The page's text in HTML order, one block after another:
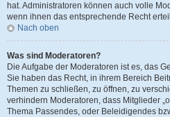
hat. Administratoren können auch volle
wenn ihnen das entsprechende Recht
Nach oben
Was sind Moderatoren?
Die Aufgabe der Moderatoren ist es, das
Sie haben das Recht, in ihrem Bereich
Themen zu schließen, zu öffnen, zu
verhindern Moderatoren, dass Mitglieder
Thema Passendes, oder Beleidigendes